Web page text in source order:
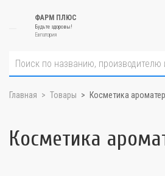
ФАРМ ПЛЮС
Будьте здоровы!
Евпатория
Главная Товары Косметика
Косметика